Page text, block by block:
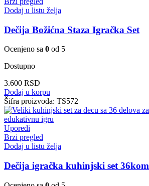
Dodaj u listu želja
Dečija Božićna Staza Igračka Set
Ocenjeno sa 0 od 5
Dostupno
3.600 RSD
Dodaj u korpu
Šifra proizvoda: TS572
Uporedi
Brzi pregled
Dodaj u listu želja
Dečija igračka kuhinjski set 36kom